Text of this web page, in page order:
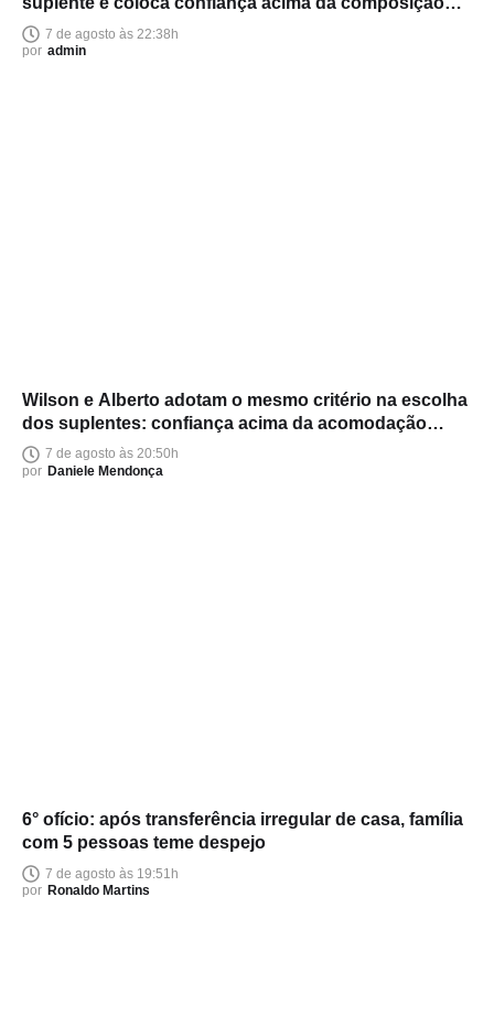
política
7 de agosto às 22:38h
por admin
Wilson e Alberto adotam o mesmo critério na escolha
dos suplentes: confiança acima da acomodação
política
7 de agosto às 20:50h
por Daniele Mendonça
6° ofício: após transferência irregular de casa, família
com 5 pessoas teme despejo
7 de agosto às 19:51h
por Ronaldo Martins